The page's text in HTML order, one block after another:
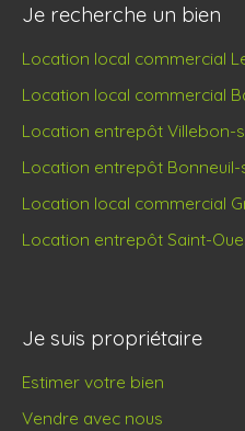
Je recherche un bien
Location local commercial
Location local commercial
Location entrepôt Villebon-
Location entrepôt
Location local commercial
Location entrepôt Saint-
Je suis propriétaire
Estimer votre bien
Vendre avec nous